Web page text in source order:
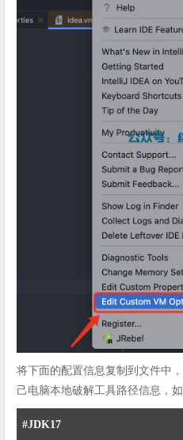
将下面的配置信息复制到文件中
己电脑本地破解工具路径信息，如
#JDK17